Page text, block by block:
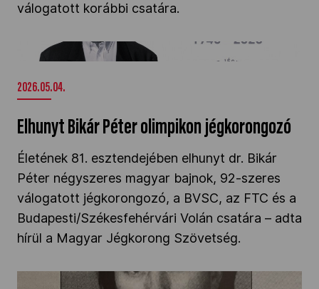
válogatott korábbi csatára.
Elhunyt Bikár Péter olimpikon jégkorongozó" />
2026.05.04.
Elhunyt Bikár Péter olimpikon jégkorongozó
Életének 81. esztendejében elhunyt dr. Bikár
Péter négyszeres magyar bajnok, 92-szeres
válogatott jégkorongozó, a BVSC, az FTC és a
Budapesti/Székesfehérvári Volán csatára – adta
hírül a Magyar Jégkorong Szövetség.
Elhunyt Krasovec Ferenc, az olimpiai akadémia